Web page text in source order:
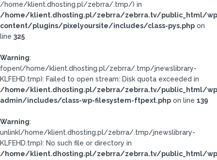
/home/klient.dhosting.pl/zebrra/.tmp/) in
/home/klient.dhosting.pl/zebrra/zebrra.tv/public_html/
content/plugins/pixelyoursite/includes/class-pys.php on
line 325
Warning:
fopen(/home/klient.dhosting.pl/zebrra/.tmp/jnewslibrary-
KLFEHD.tmp): Failed to open stream: Disk quota exceeded in
/home/klient.dhosting.pl/zebrra/zebrra.tv/public_html/
admin/includes/class-wp-filesystem-ftpext.php on line 139
Warning:
unlink(/home/klient.dhosting.pl/zebrra/.tmp/jnewslibrary-
KLFEHD.tmp): No such file or directory in
/home/klient.dhosting.pl/zebrra/zebrra.tv/public_html/